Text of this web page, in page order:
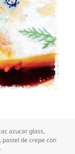
,azucar glass,
, pastel de crepe con
en Pastel de crepe con